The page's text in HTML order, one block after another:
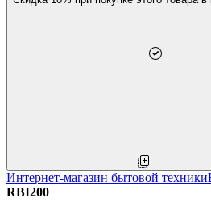
Интернет-магазин бытовой техники
RBI200